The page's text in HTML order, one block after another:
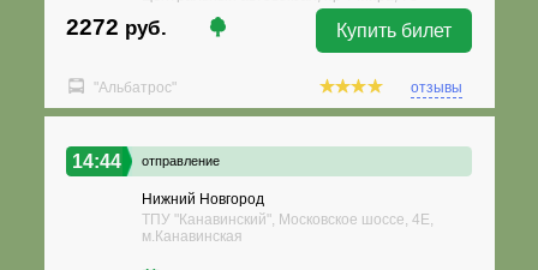
2272 руб. Купить билет
"Альбатрос" отзывы
14:44 отправление
Нижний Новгород
ТПУ "Канавинский", Московское шоссе, 4Е,
м.Канавинская